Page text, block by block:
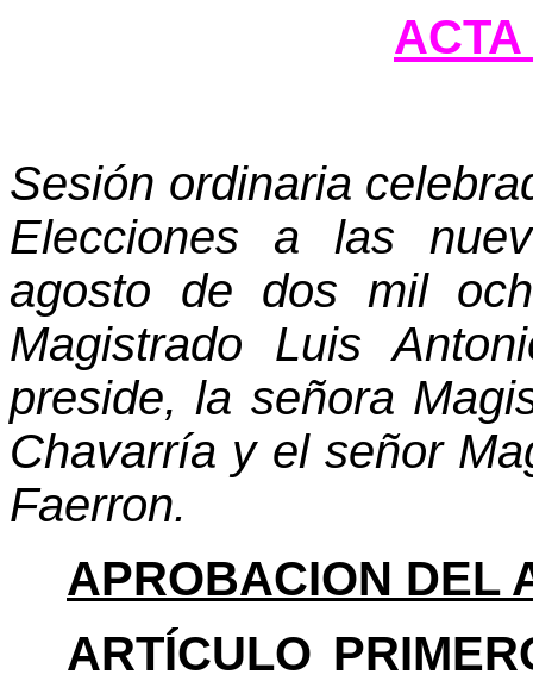
ACTA
Sesión ordinaria
Elecciones a las
agosto de dos mil
Magistrado Luis
preside, la señora
Chavarría y el señor
Faerron.
APROBACION DEL
ARTÍCULO